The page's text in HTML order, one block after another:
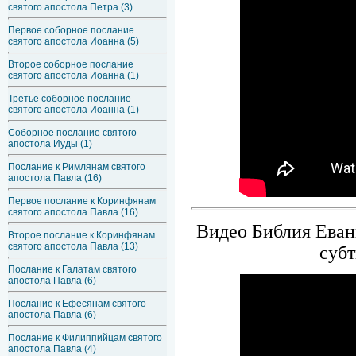
святого апостола Петра (3)
Первое соборное послание
святого апостола Иоанна (5)
Второе соборное послание
святого апостола Иоанна (1)
Третье соборное послание
святого апостола Иоанна (1)
Соборное послание святого
апостола Иуды (1)
Послание к Римлянам святого
апостола Павла (16)
Первое послание к Коринфянам
святого апостола Павла (16)
Второе послание к Коринфянам
святого апостола Павла (13)
Послание к Галатам святого
апостола Павла (6)
Послание к Ефесянам святого
апостола Павла (6)
Послание к Филиппийцам святого
апостола Павла (4)
Видео Библия